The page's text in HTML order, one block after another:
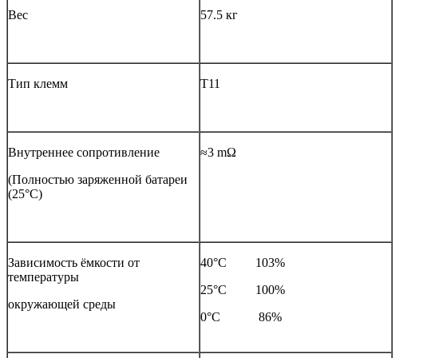
Вес 57.5 кг
Тип клемм T11
Внутреннее сопротивление
(Полностью заряженной батареи
(25°С)
≈3 mΩ
Зависимость ёмкости от
температуры
окружающей среды
40°С 103%
25°С 100%
0°С 86%